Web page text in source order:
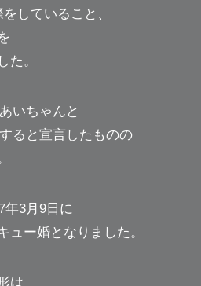
していること、
た。
いちゃんと
ると宣言したものの
年3月9日に
ュー婚となりました。
は